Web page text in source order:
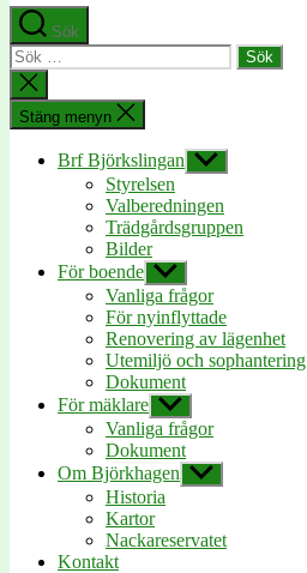
Sök
Sök
efter:
Stäng
sökningen
Stäng menyn
Brf Björkslingan Visa
undermeny
Styrelsen
Valberedningen
Trädgårdsgruppen
Bilder
För boende Visa
undermeny
Vanliga frågor
För nyinflyttade
Renovering av lägenhet
Utemiljö och sophantering
Dokument
För mäklare Visa
undermeny
Vanliga frågor
Dokument
Om Björkhagen Visa
undermeny
Historia
Kartor
Nackareservatet
Kontakt